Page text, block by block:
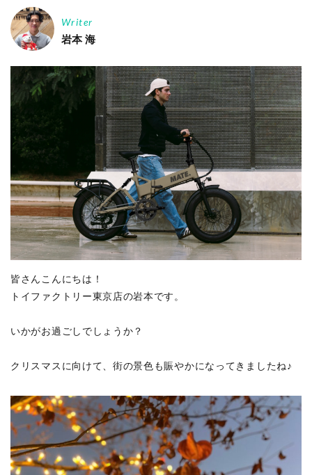
Writer
岩本 海
皆さんこんにちは！
トイファクトリー東京店の岩本です。
いかがお過ごしでしょうか？
クリスマスに向けて、街の景色も賑やかになってきましたね♪